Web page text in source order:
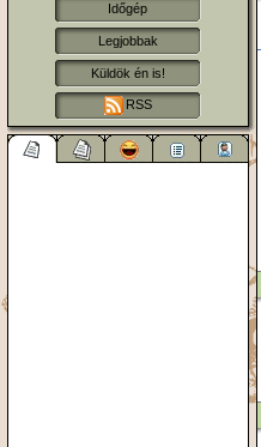
Időgép
Legjobbak
Küldök én is!
RSS